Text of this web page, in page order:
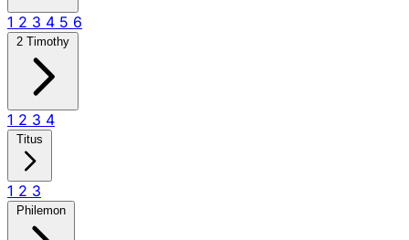
1 2 3 4 5 6
2 Timothy
1 2 3 4
Titus
1 2 3
Philemon